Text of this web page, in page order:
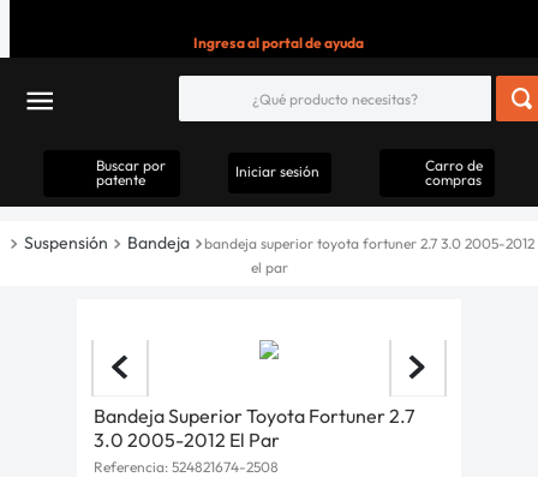
Ingresa al portal de ayuda
Buscar por
patente
Iniciar sesión
Carro de
compras
Suspensión Bandeja
bandeja superior toyota fortuner 2.7 3.0 2005-2012
el par
Bandeja Superior Toyota Fortuner 2.7
3.0 2005-2012 El Par
Referencia: 524821674-2508